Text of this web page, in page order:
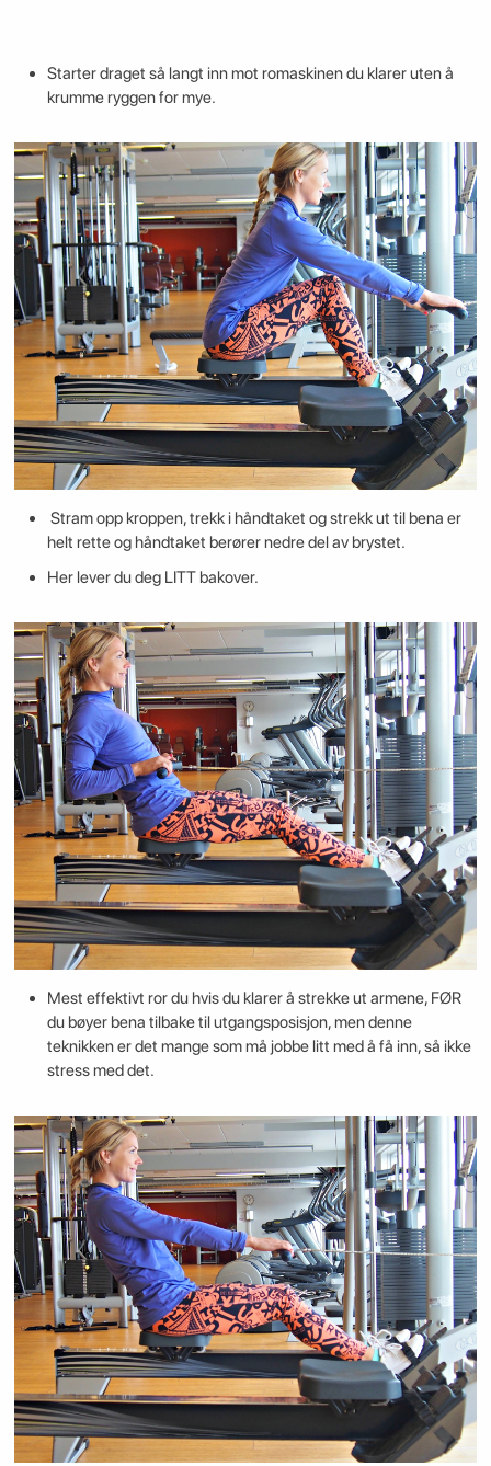
Starter draget så langt inn mot romaskinen du klarer uten å
krumme ryggen for mye.
Stram opp kroppen, trekk i håndtaket og strekk ut til bena er
helt rette og håndtaket berører nedre del av brystet.
Her lever du deg LITT bakover.
Mest effektivt ror du hvis du klarer å strekke ut armene, FØR
du bøyer bena tilbake til utgangsposisjon, men denne
teknikken er det mange som må jobbe litt med å få inn, så ikke
stress med det.